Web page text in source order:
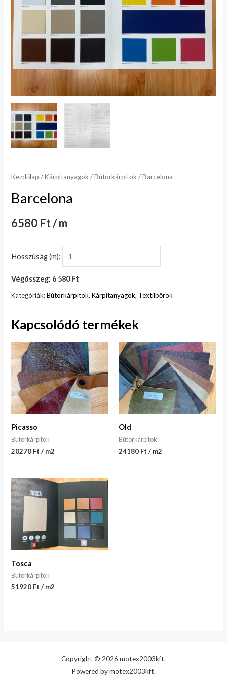
Kezdőlap /Kárpitanyagok /Bútorkárpitok / Barcelona
Barcelona
6580 Ft / m
Hosszúság (m):
Végösszeg: 6 580 Ft
Kategóriák:Bútorkárpitok,Kárpitanyagok, Textilbőrök
Kapcsolódó termékek
Picasso
Bútorkárpitok
20270 Ft / m2
Old
Bútorkárpitok
24180 Ft / m2
Tosca
Bútorkárpitok
51920 Ft / m2
Copyright © 2026 motex2003kft.
Powered by motex2003kft.